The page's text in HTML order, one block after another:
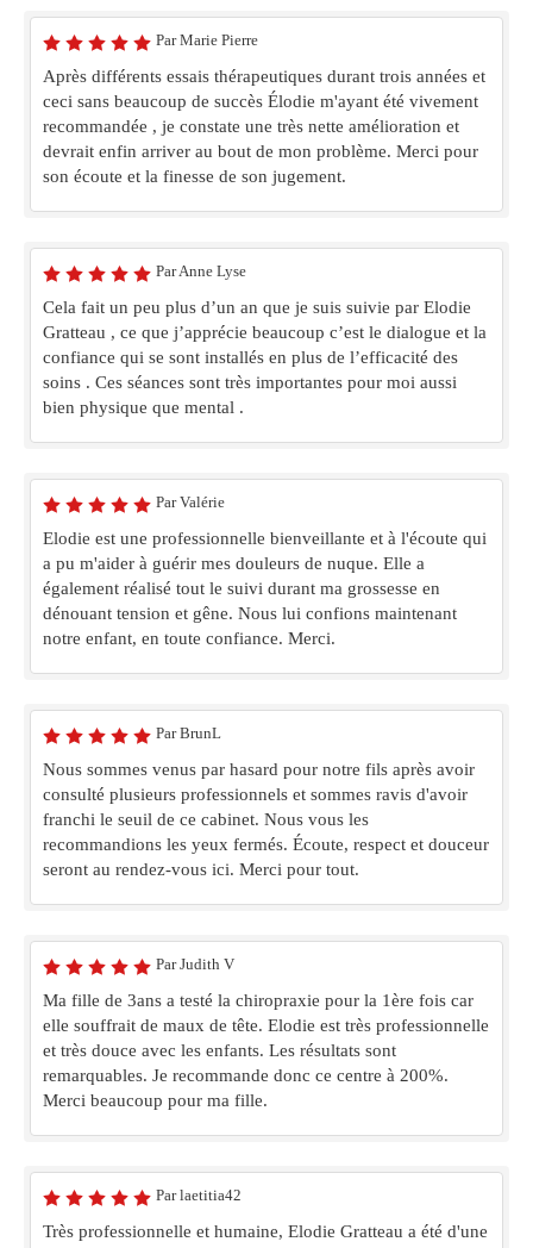
Par Marie Pierre
Après différents essais thérapeutiques durant trois années et
ceci sans beaucoup de succès Élodie m'ayant été vivement
recommandée , je constate une très nette amélioration et
devrait enfin arriver au bout de mon problème. Merci pour
son écoute et la finesse de son jugement.
Par Anne Lyse
Cela fait un peu plus d’un an que je suis suivie par Elodie
Gratteau , ce que j’apprécie beaucoup c’est le dialogue et la
confiance qui se sont installés en plus de l’efficacité des
soins . Ces séances sont très importantes pour moi aussi
bien physique que mental .
Par Valérie
Elodie est une professionnelle bienveillante et à l'écoute qui
a pu m'aider à guérir mes douleurs de nuque. Elle a
également réalisé tout le suivi durant ma grossesse en
dénouant tension et gêne. Nous lui confions maintenant
notre enfant, en toute confiance. Merci.
Par BrunL
Nous sommes venus par hasard pour notre fils après avoir
consulté plusieurs professionnels et sommes ravis d'avoir
franchi le seuil de ce cabinet. Nous vous les
recommandions les yeux fermés. Écoute, respect et douceur
seront au rendez-vous ici. Merci pour tout.
Par Judith V
Ma fille de 3ans a testé la chiropraxie pour la 1ère fois car
elle souffrait de maux de tête. Elodie est très professionnelle
et très douce avec les enfants. Les résultats sont
remarquables. Je recommande donc ce centre à 200%.
Merci beaucoup pour ma fille.
Par laetitia42
Très professionnelle et humaine, Elodie Gratteau a été d'une